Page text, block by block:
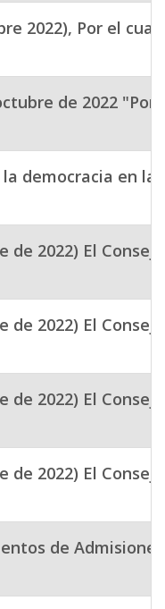
2022), Por el
de 2022
democracia en la
de 2022) El
de 2022) El
de 2022) El
de 2022) El
de